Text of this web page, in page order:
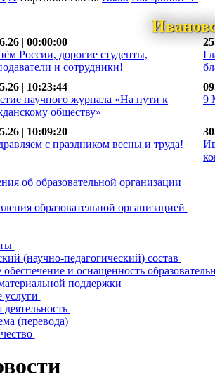
| 00:00:00
России, дорогие студенты,
и сотрудники!
| 10:23:44
научного журнала «На пути к
обществу»
9
| 10:09:20
с праздником весны и труда!
об образовательной организации
образовательной организацией
(научно-педагогический) состав
и оснащенность
поддержки
услуги
(перевода)